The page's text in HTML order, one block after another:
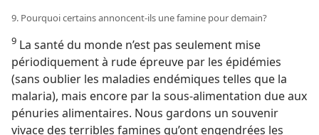
9. Pourquoi certains annoncent-​ils une famine pour demain?
9 La santé du monde n’est pas seulement mise
périodiquement à rude épreuve par les épidémies
(sans oublier les maladies endémiques telles que la
malaria), mais encore par la sous-alimentation due aux
pénuries alimentaires. Nous gardons un souvenir
vivace des terribles famines qu’ont engendrées les